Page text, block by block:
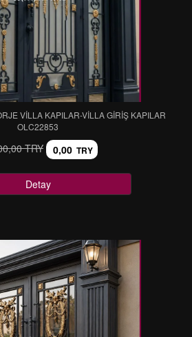
VİLLA KAPILAR-VİLLA GİRİŞ KAPILAR
OLC22853
TRY 0,00 TRY
Detay